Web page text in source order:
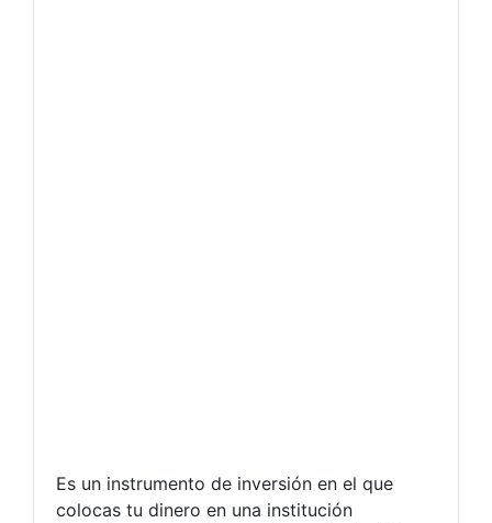
Es un instrumento de inversión en el que
colocas tu dinero en una institución